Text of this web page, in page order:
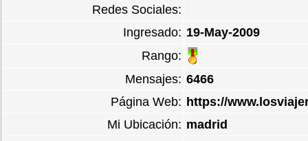
Redes Sociales:
Ingresado: 19-May-2009
Rango:
Mensajes: 6466
Página Web: https://
Mi Ubicación: madrid